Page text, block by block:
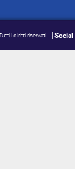
i diritti riservati